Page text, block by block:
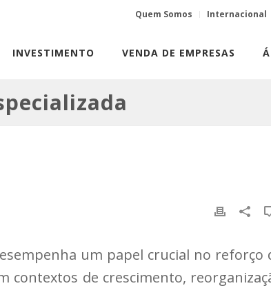
Quem Somos Internacional
INVESTIMENTO VENDA DE EMPRESAS
um papel crucial no reforço
contextos de crescimento,